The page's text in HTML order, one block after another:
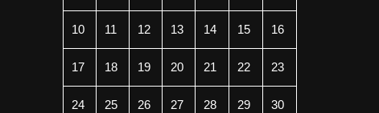
10 11 12 13 14 15 16
17 18 19 20 21 22 23
24 25 26 27 28 29 30